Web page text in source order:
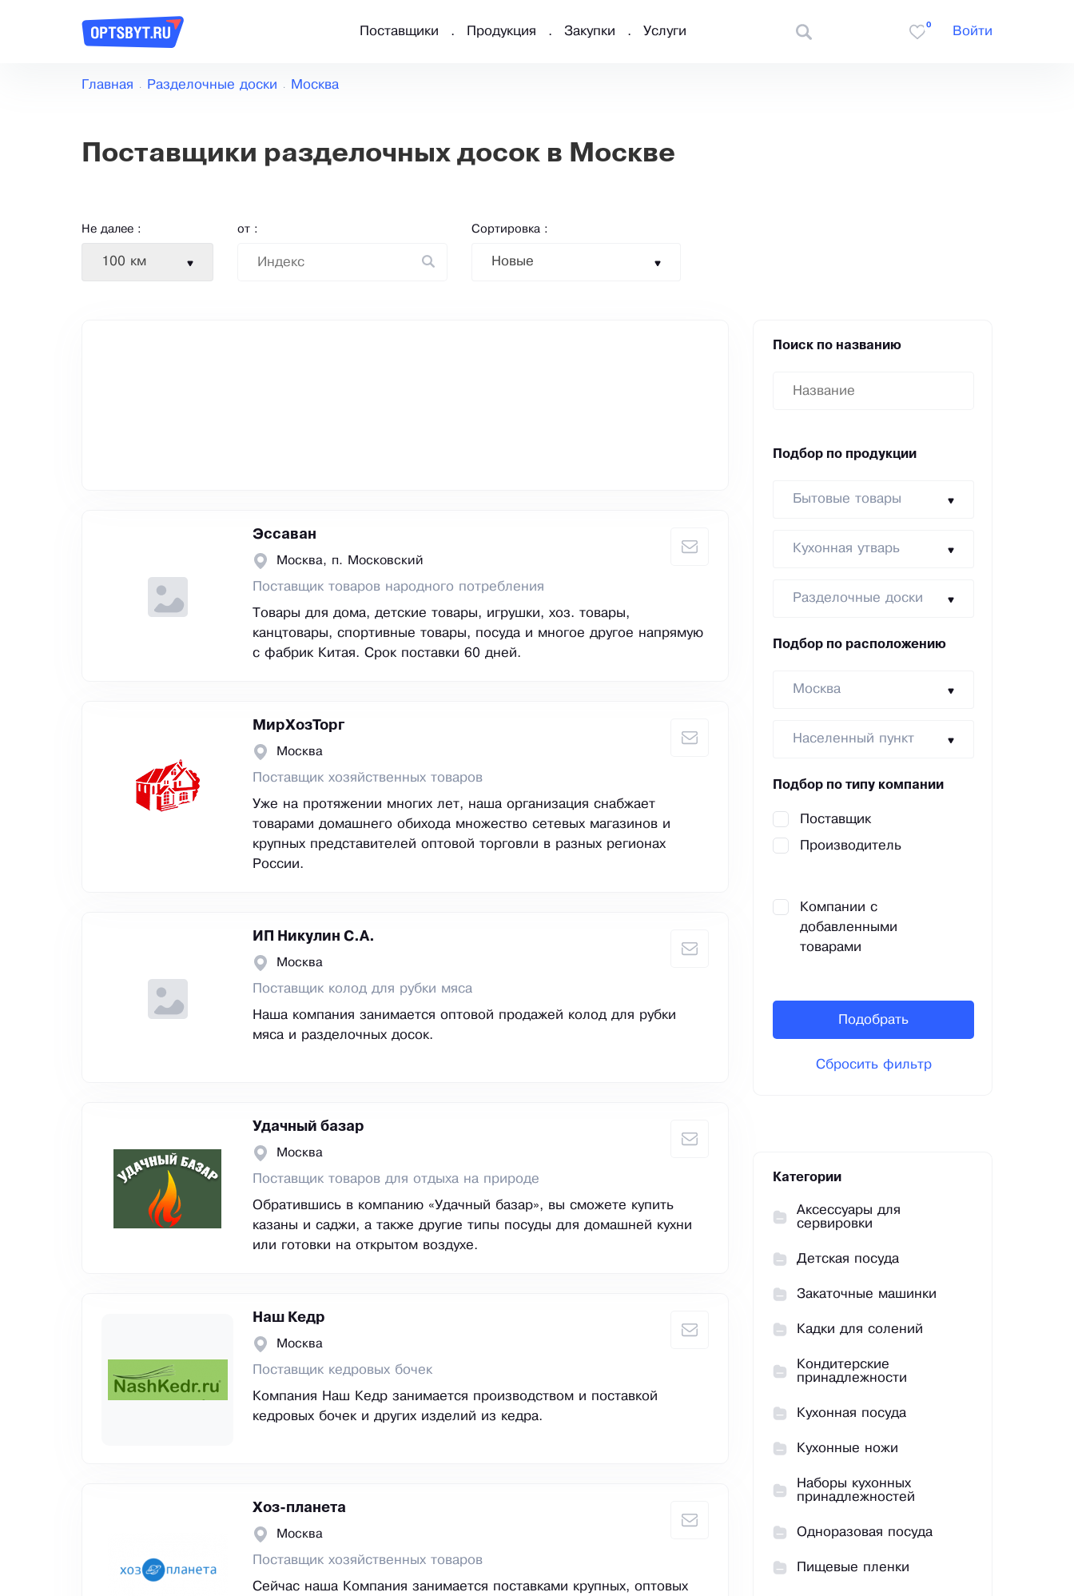
Поставщики Продукция Закупки Услуги
0
Войти
Главная Разделочные доски Москва
Поставщики разделочных досок в Москве
Не далее :
100 км
от : Сортировка :
Новые
Эссаван
Москва, п. Московский
Поставщик товаров народного потребления
Товары для дома, детские товары, игрушки, хоз. товары,
канцтовары, спортивные товары, посуда и многое другое напрямую
с фабрик Китая. Срок поставки 60 дней.
МирХозТорг
Москва
Поставщик хозяйственных товаров
Уже на протяжении многих лет, наша организация снабжает
товарами домашнего обихода множество сетевых магазинов и
крупных представителей оптовой торговли в разных регионах
России.
ИП Никулин С.А.
Москва
Поставщик колод для рубки мяса
Наша компания занимается оптовой продажей колод для рубки
мяса и разделочных досок.
Удачный базар
Москва
Поставщик товаров для отдыха на природе
Обратившись в компанию «Удачный базар», вы сможете купить
казаны и саджи, а также другие типы посуды для домашней кухни
или готовки на открытом воздухе.
Наш Кедр
Москва
Поставщик кедровых бочек
Компания Наш Кедр занимается производством и поставкой
кедровых бочек и других изделий из кедра.
Хоз-планета
Москва
Поставщик хозяйственных товаров
Сейчас наша Компания занимается поставками крупных, оптовых
Поиск по названию
Подбор по продукции
Бытовые товары
Кухонная утварь
Разделочные доски
Подбор по расположению
Москва
Населенный пункт
Подбор по типу компании
Поставщик
Производитель
Компании с
добавленными
товарами
Подобрать
Сбросить фильтр
Категории
Аксессуары для
сервировки
Детская посуда
Закаточные машинки
Кадки для солений
Кондитерские
принадлежности
Кухонная посуда
Кухонные ножи
Наборы кухонных
принадлежностей
Одноразовая посуда
Пищевые пленки